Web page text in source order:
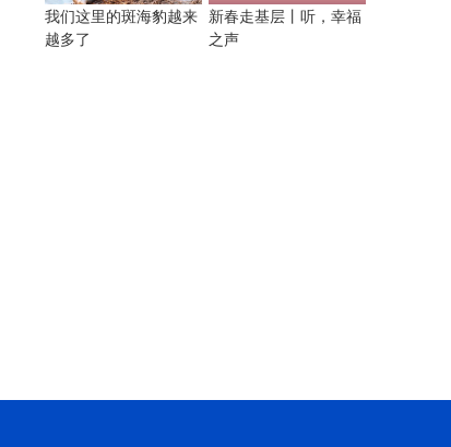
我们这里的斑海豹越来
越多了
新春走基层丨听，幸福
之声